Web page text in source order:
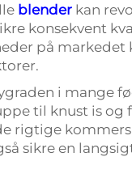
blender kan
konsekvent
på markedet
i mange
til knust is og
rigtige
sikre en